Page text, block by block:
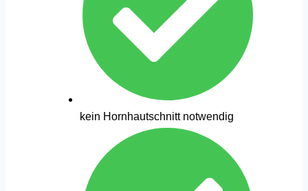
kein Hornhautschnitt notwendig